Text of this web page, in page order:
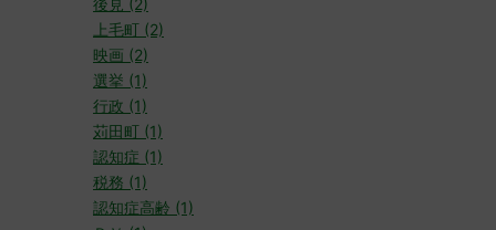
後見 (2)
上毛町 (2)
映画 (2)
選挙 (1)
行政 (1)
苅田町 (1)
認知症 (1)
税務 (1)
認知症高齢 (1)